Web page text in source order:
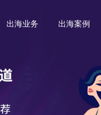
出海业务 出海案例